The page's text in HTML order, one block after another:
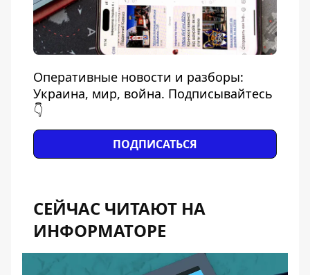
Оперативные новости и разборы:
Украина, мир, война. Подписывайтесь
👇
ПОДПИСАТЬСЯ
СЕЙЧАС ЧИТАЮТ НА
ИНФОРМАТОРЕ